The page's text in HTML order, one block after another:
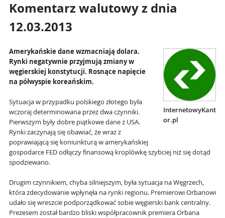
Komentarz walutowy z dnia
12.03.2013
InternetowyKant
or.pl
Amerykańskie dane wzmacniają dolara.
Rynki negatywnie przyjmują zmiany w
węgierskiej konstytucji. Rosnące napięcie
na półwyspie koreańskim.
Sytuacja w przypadku polskiego złotego była
wczoraj determinowana przez dwa czynniki.
Pierwszym były dobre piątkowe dane z USA.
Rynki zaczynają się obawiać, że wraz z
poprawiającą się koniunkturą w amerykańskiej
gospodarce FED odłączy finansową kroplówkę szybciej niż się dotąd
spodziewano.
Drugim czynnikiem, chyba silniejszym, była sytuacja na Węgrzech,
która zdecydowanie wpłynęła na rynki regionu. Premierowi Orbanowi
udało się wreszcie podporządkować sobie węgierski bank centralny.
Prezesem został bardzo bliski współpracownik premiera Orbana